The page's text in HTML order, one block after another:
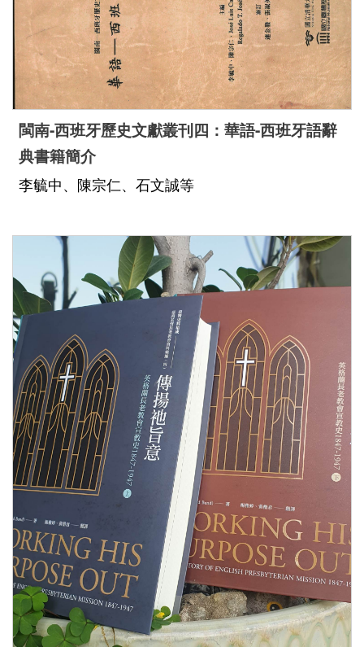
閩南-西班牙歷史文獻叢刊四：華語-西班牙語辭
典書籍簡介
李毓中、陳宗仁、石文誠等